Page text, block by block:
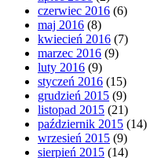
czerwiec 2016 (6)
maj 2016 (8)
kwiecień 2016 (7)
marzec 2016 (9)
luty 2016 (9)
styczeń 2016 (15)
grudzień 2015 (9)
listopad 2015 (21)
październik 2015 (14)
wrzesień 2015 (9)
sierpień 2015 (14)